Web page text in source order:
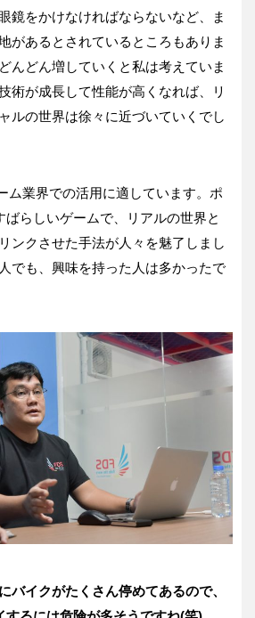
鏡をかけなければならないなど、ま
があるとされているところもありま
んどん増していくと私は考えていま
術が成長して性能が高くなれば、リ
ルの世界は徐々に近づいていくでし
ム業界での活用に適しています。ポ
らしいゲームで、リアルの世界と
ンクさせた手法が人々を魅了しまし
でも、興味を持った人は多かったで
バイクがたくさん停めてあるので、